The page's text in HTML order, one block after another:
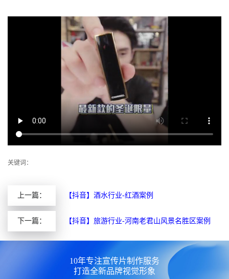
关键词：
上一篇： 【抖音】酒水行业-红酒案例
下一篇： 【抖音】旅游行业-河南老君山风景名胜区案例
10年专注宣传片制作服务
打造全新品牌视觉形象